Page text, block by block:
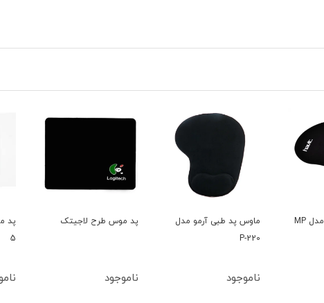
ماوس پد هویت مدل MP
ماوس پد طبی آرمو مدل
P-220
ناموجود
پد موس طرح لاجیتک
ناموجود ناموجود